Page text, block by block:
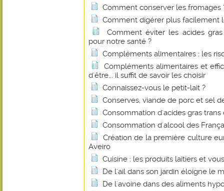
Comment conserver les fromages
Comment digérer plus facilement
Comment éviter les acides
pour notre santé ?
Compléments alimentaires : les
Compléments alimentaires et
d'être... il suffit de savoir les choisir
Connaissez-vous le petit-lait ?
Conserves, viande de porc et sel
Consommation d'acides gras
Consommation d'alcool des
Création de la première culture
Aveiro
Cuisine : les produits laitiers et vous
De l'ail dans son jardin éloigne le
De l'avoine dans des aliments